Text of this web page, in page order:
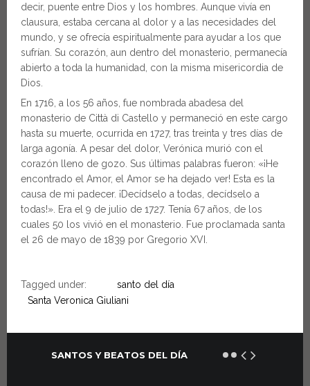
decir, puente entre Dios y los hombres. Aunque vivía en
clausura, estaba cercana al dolor y a las necesidades del
mundo, y se ofrecía espiritualmente para ayudar a los que
sufrían. Su corazón, aun dentro del monasterio, permanecía
abierto a toda la humanidad, con la misma misericordia de
Dios.
En 1716, a los 56 años, fue nombrada abadesa del
monasterio de Città di Castello y permaneció en este cargo
hasta su muerte, ocurrida en 1727, tras treinta y tres días de
larga agonía. A pesar del dolor, Verónica murió con el
corazón lleno de gozo. Sus últimas palabras fueron: «¡He
encontrado el Amor, el Amor se ha dejado ver! Esta es la
causa de mi padecer. ¡Decídselo a todas, decídselo a
todas!». Era el 9 de julio de 1727. Tenía 67 años, de los
cuales 50 los vivió en el monasterio. Fue proclamada santa
el 26 de mayo de 1839 por Gregorio XVI.
Tagged under:
santo del día
Santa Veronica Giuliani
SANTOS Y BEATOS DEL DÍA